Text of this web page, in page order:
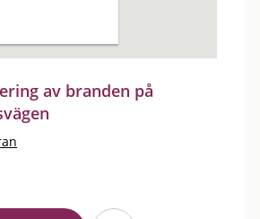
av branden på